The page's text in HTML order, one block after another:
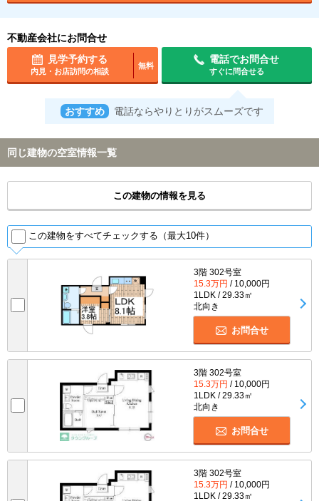
不動産会社にお問合せ
見学予約する
内見・お店訪問の相談
無料
電話でお問合せ
すぐに問合せる
おすすめ 電話ならやりとりがスムーズです
同じ建物の空室情報一覧
この建物の情報を見る
この建物をすべてチェックする（最大10件）
3階 302号室
15.3万円 / 10,000円
1LDK / 29.33㎡
北向き
お問合せ
3階 302号室
15.3万円 / 10,000円
1LDK / 29.33㎡
北向き
お問合せ
3階 302号室
15.3万円 / 10,000円
1LDK / 29.33㎡